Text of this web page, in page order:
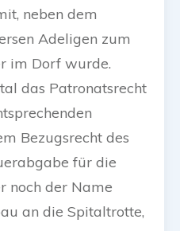
neben dem
Adeligen zum
im Dorf wurde.
das Patronatsrecht
Bezugsrecht des
für die
noch der Name
an die Spitaltrotte,